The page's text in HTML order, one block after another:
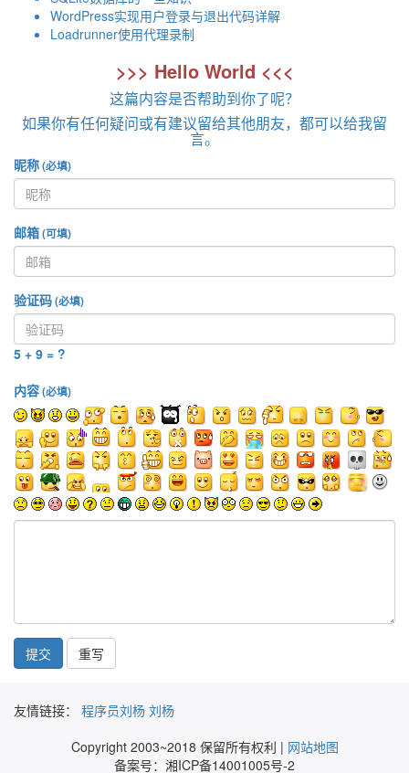
WordPress实现用户登录与退出代码详解
Loadrunner使用代理录制
>>> Hello World <<<
这篇内容是否帮助到你了呢？
如果你有任何疑问或有建议留给其他朋友，都可以给我留
言。
昵称(必填)
邮箱(可填)
验证码(必填)
5 + 9 = ?
内容(必填)
提交
友情链接： 程序员刘杨 刘杨
Copyright 2003~2018 保留所有权利 | 网站地图
备案号：湘ICP备14001005号-2